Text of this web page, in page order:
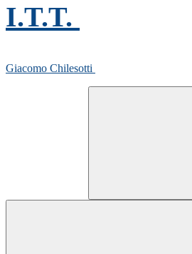
I.T.T.
Giacomo Chilesotti